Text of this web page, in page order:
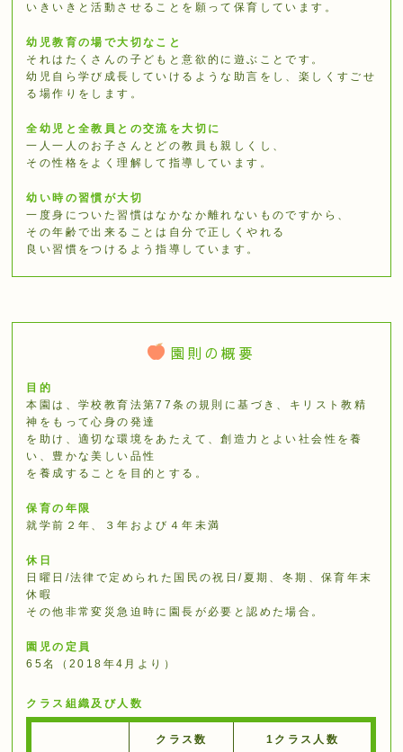
いきいきと活動させることを願って保育しています。
幼児教育の場で大切なこと
それはたくさんの⼦どもと意欲的に遊ぶことです。
幼児⾃ら学び成⻑していけるような助⾔をし、楽しくすごせ
る場作りをします。
全幼児と全教員との交流を大切に
⼀⼈⼀⼈のお⼦さんとどの教員も親しくし、
その性格をよく理解して指導しています。
幼い時の習慣が大切
⼀度⾝についた習慣はなかなか離れないものですから、
その年齢で出来ることは⾃分で正しくやれる
良い習慣をつけるよう指導しています。
園則の概要
目的
本園は、学校教育法第77条の規則に基づき、キリスト教精
神をもって⼼⾝の発達
を助け、適切な環境をあたえて、創造⼒とよい社会性を養
い、豊かな美しい品性
を養成することを⽬的とする。
保育の年限
就学前２年、３年および４年未満
休日
日曜日/法律で定められた国⺠の祝⽇/夏期、冬期、保育年末
休暇
その他⾮常変災急迫時に園⻑が必要と認めた場合。
園児の定員
65名（2018年4⽉より）
クラス組織及び人数
クラス数 1クラス人数